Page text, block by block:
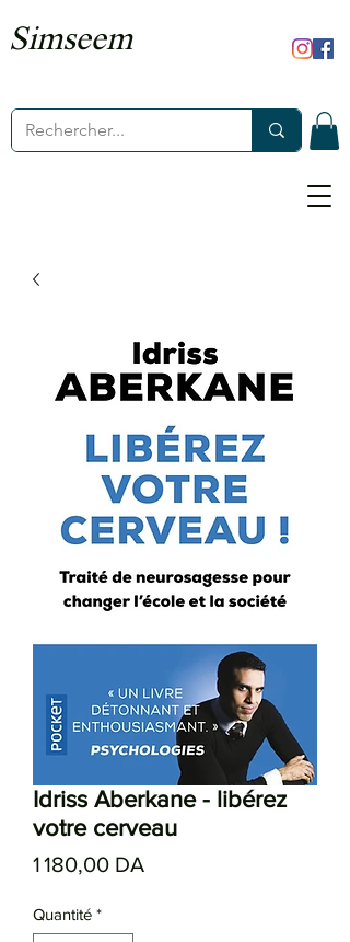
Simseem
Idriss Aberkane - libérez
votre cerveau
1 180,00 DA
Quantité *